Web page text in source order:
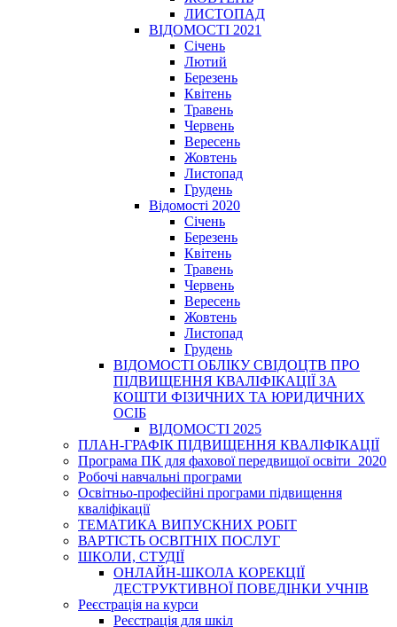
ЛИСТОПАД
ВІДОМОСТІ 2021
Січень
Лютий
Березень
Квітень
Травень
Червень
Вересень
Жовтень
Листопад
Грудень
Відомості 2020
Січень
Березень
Квітень
Травень
Червень
Вересень
Жовтень
Листопад
Грудень
ВІДОМОСТІ ОБЛІКУ СВІДОЦТВ ПРО
ПІДВИЩЕННЯ КВАЛІФІКАЦІЇ ЗА
КОШТИ ФІЗИЧНИХ ТА ЮРИДИЧНИХ
ОСІБ
ВІДОМОСТІ 2025
ПЛАН-ГРАФІК ПІДВИЩЕННЯ КВАЛІФІКАЦІЇ
Програма ПК для фахової передвищої освіти_2020
Робочі навчальні програми
Освітньо-професійні програми підвищення
кваліфікації
ТЕМАТИКА ВИПУСКНИХ РОБІТ
ВАРТІСТЬ ОСВІТНІХ ПОСЛУГ
ШКОЛИ, СТУДІЇ
ОНЛАЙН-ШКОЛА КОРЕКЦІЇ
ДЕСТРУКТИВНОЇ ПОВЕДІНКИ УЧНІВ
Реєстрація на курси
Реєстрація для шкіл